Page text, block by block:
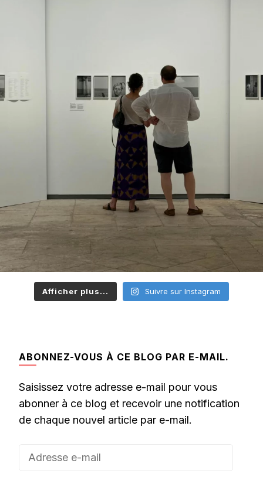
Afficher plus... Suivre sur Instagram
ABONNEZ-VOUS À CE BLOG PAR E-MAIL.
Saisissez votre adresse e-mail pour vous
abonner à ce blog et recevoir une notification
de chaque nouvel article par e-mail.
Adresse